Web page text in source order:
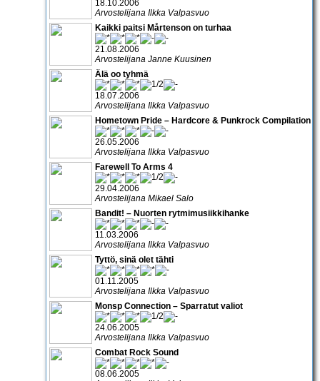
18.10.2006
Arvostelijana Ilkka Valpasvuo
Kaikki paitsi Mårtenson on turhaa
21.08.2006
Arvostelijana Janne Kuusinen
Älä oo tyhmä
18.07.2006
Arvostelijana Ilkka Valpasvuo
Hometown Pride – Hardcore & Punkrock Compilation
26.05.2006
Arvostelijana Ilkka Valpasvuo
Farewell To Arms 4
29.04.2006
Arvostelijana Mikael Salo
Bandit! – Nuorten rytmimusiikkihanke
11.03.2006
Arvostelijana Ilkka Valpasvuo
Tyttö, sinä olet tähti
01.11.2005
Arvostelijana Ilkka Valpasvuo
Monsp Connection – Sparratut valiot
24.06.2005
Arvostelijana Ilkka Valpasvuo
Combat Rock Sound
08.06.2005